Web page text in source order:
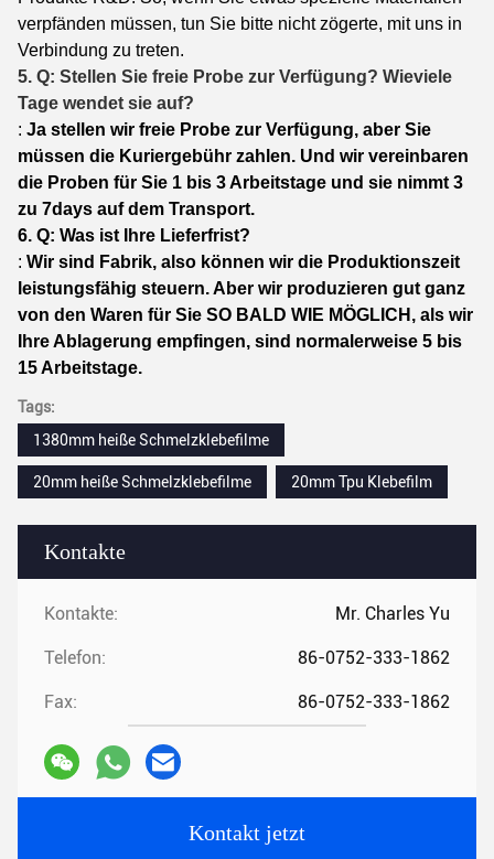
Kontakte
Kontakte: Mr. Charles Yu
Telefon: 86-0752-333-1862
Fax: 86-0752-333-1862
Kontakt jetzt
verpfänden müssen, tun Sie bitte nicht zögerte, mit uns in
Verbindung zu treten.
5. Q: Stellen Sie freie Probe zur Verfügung? Wieviele
Tage wendet sie auf?
: Ja stellen wir freie Probe zur Verfügung, aber Sie
müssen die Kuriergebühr zahlen. Und wir vereinbaren
die Proben für Sie 1 bis 3 Arbeitstage und sie nimmt 3
zu 7days auf dem Transport.
6. Q: Was ist Ihre Lieferfrist?
: Wir sind Fabrik, also können wir die Produktionszeit
leistungsfähig steuern. Aber wir produzieren gut ganz
von den Waren für Sie SO BALD WIE MÖGLICH, als wir
Ihre Ablagerung empfingen, sind normalerweise 5 bis
15 Arbeitstage.
Tags:
1380mm heiße Schmelzklebefilme
20mm heiße Schmelzklebefilme 20mm Tpu Klebefilm